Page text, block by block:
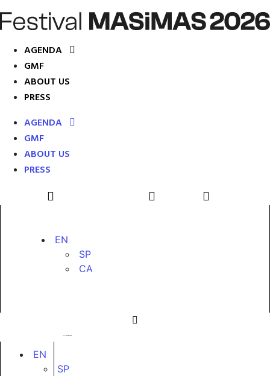
AGENDA
GMF
ABOUT US
PRESS
AGENDA
GMF
ABOUT US
PRESS
EN
SP
CA
EN
SP